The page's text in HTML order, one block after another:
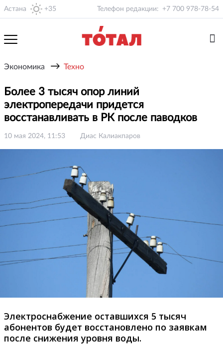
Астана +35 Телефон редакции: +7 700 978-78-54
Экономика → Техно
Более 3 тысяч опор линий
электропередачи придется
восстанавливать в РК после паводков
10 мая 2024, 11:53 Диас Калиакпаров
Электроснабжение оставшихся 5 тысяч
абонентов будет восстановлено по заявкам
после снижения уровня воды.